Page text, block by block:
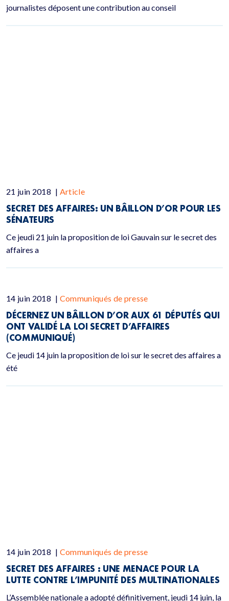
journalistes déposent une contribution au conseil
21 juin 2018 | Article
SECRET DES AFFAIRES: UN BÂILLON D’OR POUR LES
SÉNATEURS
Ce jeudi 21 juin la proposition de loi Gauvain sur le secret des
affaires a
14 juin 2018 | Communiqués de presse
DÉCERNEZ UN BÂILLON D’OR AUX 61 DÉPUTÉS QUI
ONT VALIDÉ LA LOI SECRET D’AFFAIRES
(COMMUNIQUÉ)
Ce jeudi 14 juin la proposition de loi sur le secret des affaires a
été
14 juin 2018 | Communiqués de presse
SECRET DES AFFAIRES : UNE MENACE POUR LA
LUTTE CONTRE L’IMPUNITÉ DES MULTINATIONALES
L’Assemblée nationale a adopté définitivement, jeudi 14 juin, la